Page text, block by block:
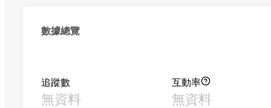
數據總覽
追蹤數
無資料
互動率
無資料